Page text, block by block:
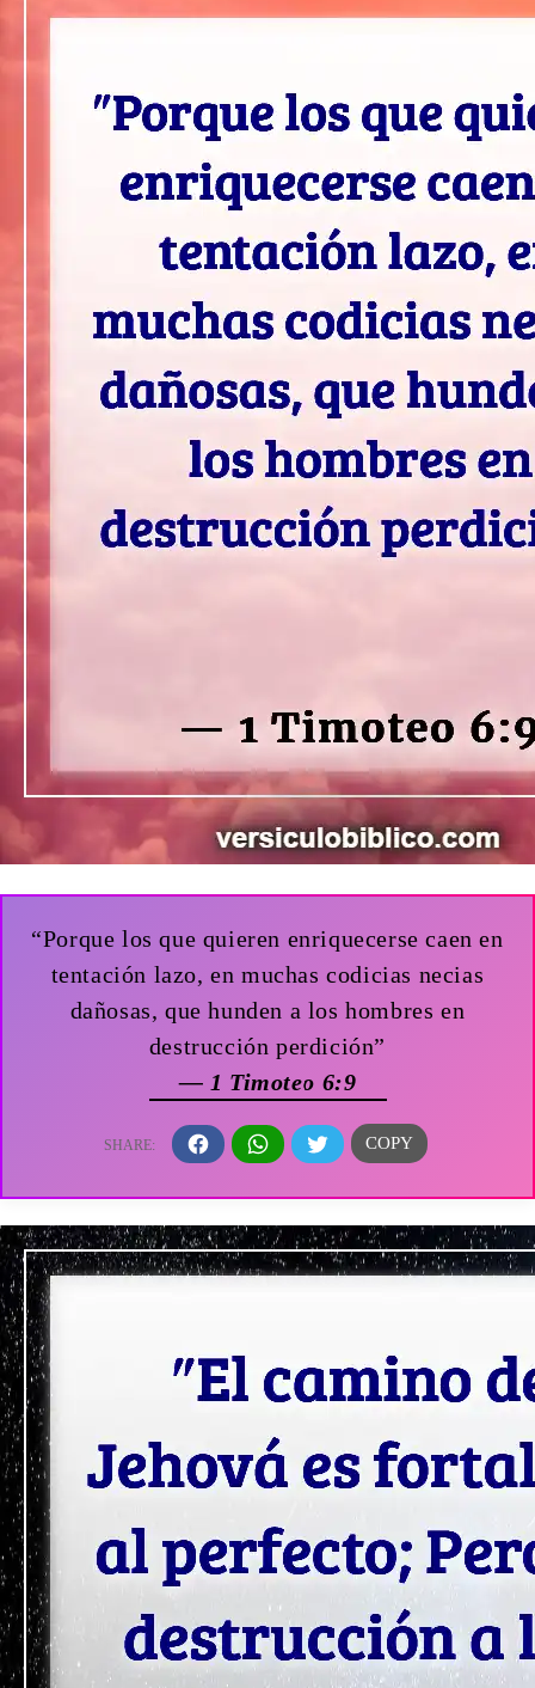
“Porque los que quieren enriquecerse caen en
tentación lazo, en muchas codicias necias
dañosas, que hunden a los hombres en
destrucción perdición”
— 1 Timoteo 6:9